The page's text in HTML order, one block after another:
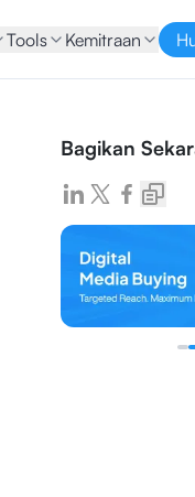
Tools Kemitraan
Bagikan